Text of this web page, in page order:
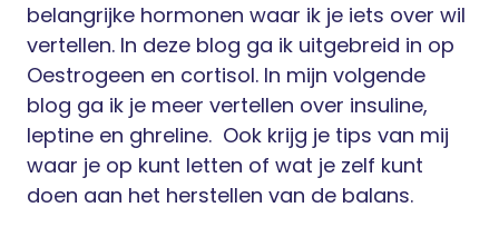
belangrijke hormonen waar ik je iets over wil
vertellen. In deze blog ga ik uitgebreid in op
Oestrogeen en cortisol. In mijn volgende
blog ga ik je meer vertellen over insuline,
leptine en ghreline. Ook krijg je tips van mij
waar je op kunt letten of wat je zelf kunt
doen aan het herstellen van de balans.